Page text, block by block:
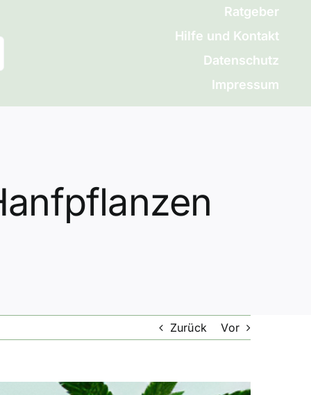
Ratgeber
Hilfe und Kontakt
Datenschutz
Impressum
Zurück Vor